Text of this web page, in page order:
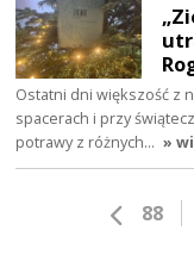
Ostatni dni większość z
spacerach i przy
potrawy z różnych… »
88